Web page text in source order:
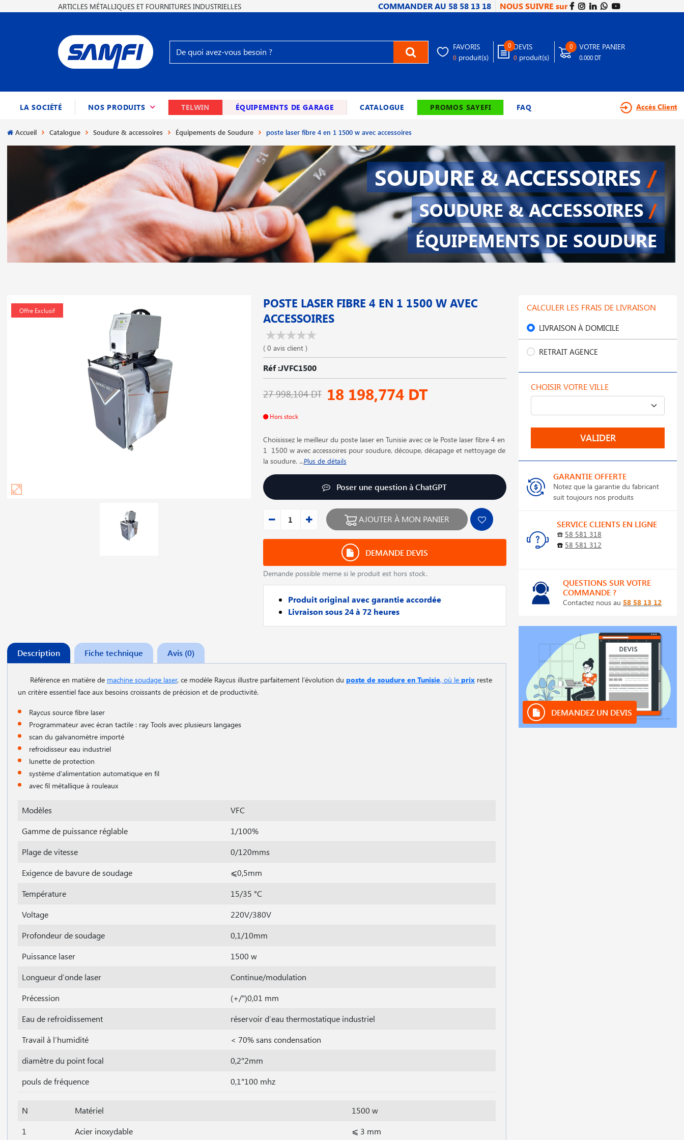
ARTICLES MÉTALLIQUES ET FOURNITURES INDUSTRIELLES COMMANDER AU 58 58 13 18 NOUS SUIVRE sur
FAVORIS
0 produit(s)
0 DEVIS
0 produit(s)
0 VOTRE PANIER
0.000 DT
LA SOCIÉTÉ NOS PRODUITS (CURRENT)TELWIN ÉQUIPEMENTS DE GARAGE CATALOGUE PROMOS SAYEFI FAQ Accès Client
Accueil Catalogue Soudure & accessoires Équipements de Soudure poste laser fibre 4 en 1 1500 w avec accessoires
SOUDURE & ACCESSOIRES /
SOUDURE & ACCESSOIRES/
ÉQUIPEMENTS DE SOUDURE
Offre Exclusif
POSTE LASER FIBRE 4 EN 1 1500 W AVEC
ACCESSOIRES
( 0 avis client )
Réf :JVFC1500
27 998,104 DT 18 198,774 DT
Hors stock
Choisissez le meilleur du poste laser en Tunisie avec ce le Poste laser fibre 4 en
1 1500 w avec accessoires pour soudure, découpe, décapage et nettoyage de
la soudure. ...Plus de détails
Poser une question à ChatGPT
AJOUTER À MON PANIER
DEMANDE DEVIS
Demande possible meme si le produit est hors stock.
Produit original avec garantie accordée
Livraison sous 24 à 72 heures
Description Fiche technique Avis (0)
Référence en matière de machine soudage laser, ce modèle Raycus illustre parfaitement l’évolution du poste de soudure en Tunisie, où le prix reste
un critère essentiel face aux besoins croissants de précision et de productivité.
Raycus source fibre laser
Programmateur avec écran tactile : ray Tools avec plusieurs langages
scan du galvanomètre importé
refroidisseur eau industriel
lunette de protection
système d′alimentation automatique en fil
avec fil métallique à rouleaux
Modèles
VFC
Gamme de puissance réglable
1/100%
Plage de vitesse
0/120mms
Exigence de bavure de soudage
⩽0,5mm
Température
15/35 °C
Voltage
220V/380V
Profondeur de soudage
0,1/10mm
Puissance laser
1500 w
Longueur d′onde laser
Continue/modulation
Précession
(+/")0,01 mm
Eau de refroidissement
réservoir d′eau thermostatique industriel
Travail à l′humidité
< 70% sans condensation
diamètre du point focal
0,2"2mm
pouls de fréquence
0,1"100 mhz
N Matériel
1500 w
1
Acier inoxydable
⩽ 3 mm
CALCULER LES FRAIS DE LIVRAISON
LIVRAISON À DOMICILE
RETRAIT AGENCE
CHOISIR VOTRE VILLE
VALIDER
GARANTIE OFFERTE
Notez que la garantie du fabricant
suit toujours nos produits
SERVICE CLIENTS EN LIGNE
☎️ 58 581 318
☎️ 58 581 312
QUESTIONS SUR VOTRE
COMMANDE ?
Contactez nous au 58 58 13 12
DEMANDEZ UN DEVIS